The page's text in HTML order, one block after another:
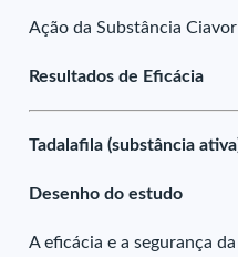
Ação da Substância
Resultados de Eficácia
Tadalafila (substância
Desenho do estudo
A eficácia e a segurança